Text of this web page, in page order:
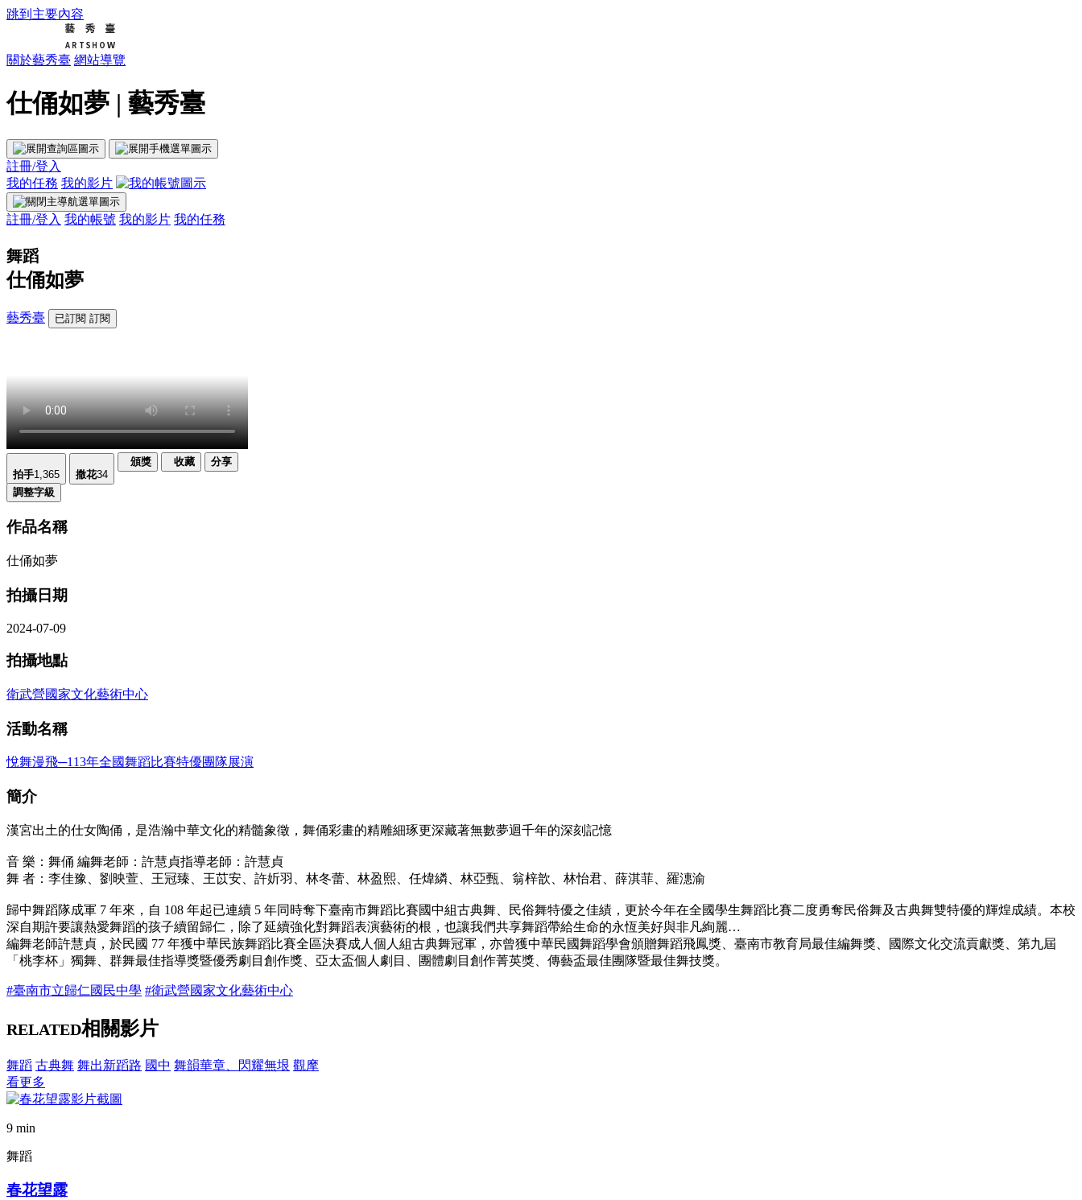
跳到主要內容
關於藝秀臺 網站導覽
仕俑如夢 | 藝秀臺
註冊/登入
我的任務 我的影片
註冊/登入 我的帳號 我的影片 我的任務
舞蹈
仕俑如夢
藝秀臺 已訂閱 訂閱
拍手1,365 撒花34
頒獎 收藏 分享
調整字級
作品名稱
仕俑如夢
拍攝日期
2024-07-09
拍攝地點
衛武營國家文化藝術中心
活動名稱
悅舞漫飛─113年全國舞蹈比賽特優團隊展演
簡介
漢宮出土的仕女陶俑，是浩瀚中華文化的精髓象徵，舞俑彩畫的精雕細琢更深藏著無數夢迴千年的深刻記憶
音 樂：舞俑 編舞老師：許慧貞指導老師：許慧貞
舞 者：李佳豫、劉映萱、王冠臻、王苡安、許妡羽、林冬蕾、林盈熙、任煒繗、林亞甄、翁梓歆、林怡君、薛淇菲、羅潓渝
歸中舞蹈隊成軍 7 年來，自 108 年起已連續 5 年同時奪下臺南市舞蹈比賽國中組古典舞、民俗舞特優之佳績，更於今年在全國學生舞蹈比賽二度勇奪民俗舞及古典舞雙特優的輝煌成績。本校
深自期許要讓熱愛舞蹈的孩子續留歸仁，除了延續強化對舞蹈表演藝術的根，也讓我們共享舞蹈帶給生命的永恆美好與非凡絢麗…
編舞老師許慧貞，於民國 77 年獲中華民族舞蹈比賽全區決賽成人個人組古典舞冠軍，亦曾獲中華民國舞蹈學會頒贈舞蹈飛鳳獎、臺南市教育局最佳編舞獎、國際文化交流貢獻獎、第九屆
「桃李杯」獨舞、群舞最佳指導獎暨優秀劇目創作獎、亞太盃個人劇目、團體劇目創作菁英獎、傳藝盃最佳團隊暨最佳舞技獎。
#臺南市立歸仁國民中學 #衛武營國家文化藝術中心
RELATED相關影片
舞蹈 古典舞 舞出新蹈路 國中 舞韻華章、閃耀無垠 觀摩
看更多
9 min
舞蹈
春花望露